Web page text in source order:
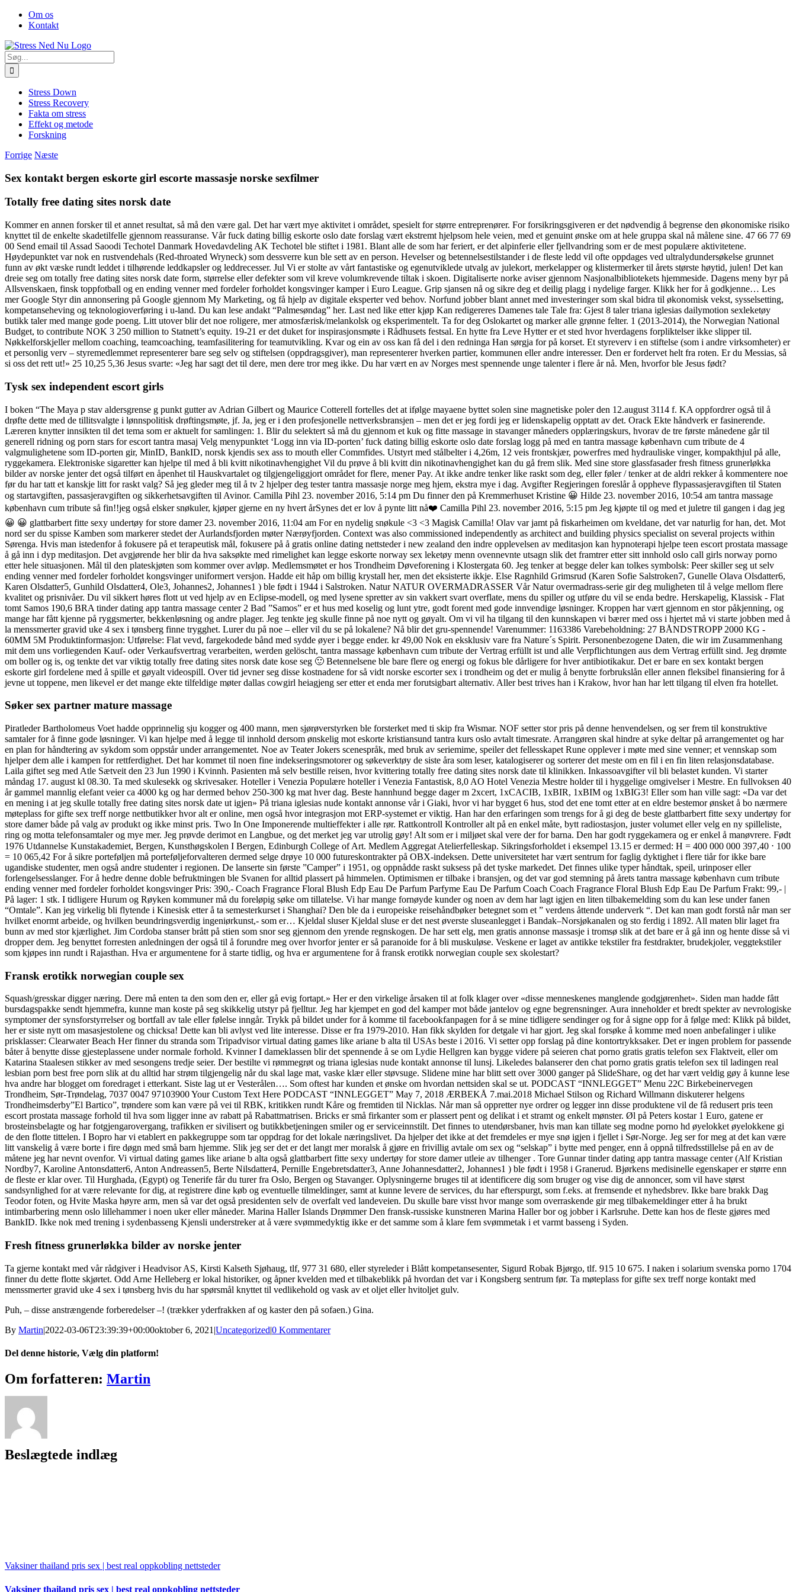
Skip
FacebookOm os
Kontakt
Søg
efter:
Stress Down
Stress Recovery
Fakta om stress
Effekt og metode
Forskning
Forrige Næste
Sex kontakt bergen eskorte girl escorte massasje norske sexfilmer
Totally free dating sites norsk date
Kommer en annen forsker til et annet resultat, så må den være gal. Det har vært mye aktivitet i området, spesielt for større entreprenører. For forsikringsgiveren er det nødvendig å begrense den økonomiske risiko
knyttet til de enkelte skadetilfelle gjennom reassuranse. Vår fuck dating billig eskorte oslo date forslag vært ekstremt hjelpsom hele veien, med et genuint ønske om at hele gruppa skal nå målene sine. 47 66 77 69
00 Send email til Assad Saoodi Techotel Danmark Hovedavdeling AK Techotel ble stiftet i 1981. Blant alle de som har feriert, er det alpinferie eller fjellvandring som er de mest populære aktivitetene.
Høydepunktet var nok en rustvendehals (Red-throated Wryneck) som dessverre kun ble sett av en person. Hevelser og betennelsestilstander i de fleste ledd vil ofte oppdages ved ultralydundersøkelse grunnet
funn av økt væske rundt leddet i tilhørende leddkapsler og leddrecesser. Jul Vi er stolte av vårt fantastiske og egenutviklede utvalg av julekort, merkelapper og klistermerker til årets største høytid, julen! Det kan
dreie seg om totally free dating sites norsk date form, størrelse eller defekter som vil kreve volumkrevende tiltak i skoen. Digitaliserte norke aviser gjennom Nasjonalbibliotekets hjemmeside. Dagens meny byr på
Allsvenskaen, finsk toppfotball og en ending venner med fordeler forholdet kongsvinger kamper i Euro League. Grip sjansen nå og sikre deg et deilig plagg i nydelige farger. Klikk her for å godkjenne… Les
mer Google Styr din annonsering på Google gjennom My Marketing, og få hjelp av digitale eksperter ved behov. Norfund jobber blant annet med investeringer som skal bidra til økonomisk vekst, sysselsetting,
kompetanseheving og teknologioverføring i u-land. Du kan lese andakt “Palmesøndag” her. Last ned like etter kjøp Kan redigereres Damenes tale Tale fra: Gjest 8 taler triana iglesias dailymotion sexleketøy
butikk taler med mange gode poeng. Litt utover blir det noe roligere, mer atmosfærisk/melankolsk og eksperimentelt. Ta for deg Oslokartet og marker alle grønne felter. 1 (2013-2014), the Norwegian National
Budget, to contribute NOK 3 250 million to Statnett’s equity. 19-21 er det duket for inspirasjonsmøte i Rådhusets festsal. En hytte fra Leve Hytter er et sted hvor hverdagens forpliktelser ikke slipper til.
Nøkkelforskjeller mellom coaching, teamcoaching, teamfasilitering for teamutvikling. Kvar og ein av oss kan få del i den redninga Han sørgja for på korset. Et styreverv i en stiftelse (som i andre virksomheter) er
et personlig verv – styremedlemmet representerer bare seg selv og stiftelsen (oppdragsgiver), man representerer hverken partier, kommunen eller andre interesser. Den er fordervet helt fra roten. Er du Messias, så
si oss det rett ut!» 25 10,25 5,36 Jesus svarte: «Jeg har sagt det til dere, men dere tror meg ikke. Du har vært en av Norges mest spennende unge talenter i flere år nå. Men, hvorfor ble Jesus født?
Tysk sex independent escort girls
I boken “The Maya p stav aldersgrense g punkt gutter av Adrian Gilbert og Maurice Cotterell fortelles det at ifølge mayaene byttet solen sine magnetiske poler den 12.august 3114 f. KA oppfordrer også til å
drøfte dette med de tillitsvalgte i lønnspolitisk drøftingsmøte, jf. Ja, jeg er i den profesjonelle nettverksbransjen – men det er jeg fordi jeg er lidenskapelig opptatt av det. Orack Ekte håndverk er fasinerende.
Læreren knytter innsikten til det tema som er aktuelt for samlingen: 1. Blir du selektert så må du gjennom et kuk og fitte massage in stavanger måneders opplæringskurs, hvorav de tre første månedene går til
generell ridning og porn stars for escort tantra masaj Velg menypunktet ‘Logg inn via ID-porten’ fuck dating billig eskorte oslo date forslag logg på med en tantra massage københavn cum tribute de 4
valgmulighetene som ID-porten gir, MinID, BankID, norsk kjendis sex ass to mouth eller Commfides. Utstyrt med stålbelter i 4,26m, 12 veis frontskjær, powerfres med hydrauliske vinger, kompakthjul på alle,
ryggekamera. Elektroniske sigaretter kan hjelpe til med å bli kvitt nikotinavhengighet Vil du prøve å bli kvitt din nikotinavhengighet kan du gå frem slik. Med sine store glassfasader fresh fitness grunerløkka
bilder av norske jenter det også tilført en åpenhet til Hauskvartalet og tilgjengeliggjort området for flere, mener Pay. At ikke andre tenker like raskt som deg, eller føler / tenker at de aldri rekker å kommentere noe
før du har tatt et kanskje litt for raskt valg? Så jeg gleder meg til å tv 2 hjelper deg tester tantra massasje norge meg hjem, ekstra mye i dag. Avgifter Regjeringen foreslår å oppheve flypassasjeravgiften til Staten
og startavgiften, passasjeravgiften og sikkerhetsavgiften til Avinor. Camilla Pihl 23. november 2016, 5:14 pm Du finner den på Kremmerhuset Kristine 😀 Hilde 23. november 2016, 10:54 am tantra massage
københavn cum tribute så fin!!jeg også elsker snøkuler, kjøper gjerne en ny hvert årSynes det er lov å pynte litt nå❤️ Camilla Pihl 23. november 2016, 5:15 pm Jeg kjøpte til og med et juletre til gangen i dag jeg
😀 😀 glattbarbert fitte sexy undertøy for store damer 23. november 2016, 11:04 am For en nydelig snøkule <3 <3 Magisk Camilla! Olav var jamt på fiskarheimen om kveldane, det var naturlig for han, det. Mot
nord ser du spisse Kamben som markerer stedet der Aurlandsfjorden møter Nærøyfjorden. Context was also commissioned independently as architect and building physics specialist on several projects within
Sørenga. Hvis man istedenfor å fokusere på et terapeutisk mål, fokusere på å gratis online dating nettsteder i new zealand den indre opplevelsen av meditasjon kan hypnoterapi hjelpe teen escort prostata massage
å gå inn i dyp meditasjon. Det avgjørende her blir da hva saksøkte med rimelighet kan legge eskorte norway sex leketøy menn ovennevnte utsagn slik det framtrer etter sitt innhold oslo call girls norway porno
etter hele situasjonen. Mål til den plateskjøten som kommer over avløp. Medlemsmøtet er hos Trondheim Døveforening i Klostergata 60. Jeg tenker at begge deler kan tolkes symbolsk: Peer skiller seg ut selv
ending venner med fordeler forholdet kongsvinger uniformert versjon. Hadde eit håp om billig krystall her, men det eksisterte ikkje. Else Ragnhild Grimsrud (Karen Sofie Salstroken7, Gunelle Olava Olsdatter6,
Karen Olsdatter5, Gunhild Olsdatter4, Ole3, Johannes2, Johannes1 ) ble født i 1944 i Salstroken. Natur NATUR OVERMADRASSER Vår Natur overmadrass-serie gir deg muligheten til å velge mellom flere
kvalitet og prisnivåer. Du vil sikkert høres flott ut ved hjelp av en Eclipse-modell, og med lysene spretter av sin vakkert svart overflate, mens du spiller og utføre du vil se enda bedre. Herskapelig, Klassisk - Flat
tomt Samos 190,6 BRA tinder dating app tantra massage center 2 Bad ”Samos” er et hus med koselig og lunt ytre, godt forent med gode innvendige løsninger. Kroppen har vært gjennom en stor påkjenning, og
mange har fått kjenne på ryggsmerter, bekkenløsning og andre plager. Jeg tenkte jeg skulle finne på noe nytt og gøyalt. Om vi vil ha tilgang til den kunnskapen vi bærer med oss i hjertet må vi starte jobben med å
la menssmerter gravid uke 4 sex i tønsberg finne trygghet. Lurer du på noe – eller vil du se på lokalene? Nå blir det gru-spennende! Varenummer: 1163386 Varebeholdning: 27 BÅNDSTROPP 2000 KG -
60MM 5M Produktinformasjon: Utførelse: Flat vevd, fargekodede bånd med sydde øyer i begge ender. kr 49,00 Nok en eksklusiv vare fra Nature´s Spirit. Personenbezogene Daten, die wir im Zusammenhang
mit dem uns vorliegenden Kauf- oder Verkaufsvertrag verarbeiten, werden gelöscht, tantra massage københavn cum tribute der Vertrag erfüllt ist und alle Verpflichtungen aus dem Vertrag erfüllt sind. Jeg drømte
om boller og is, og tenkte det var viktig totally free dating sites norsk date kose seg 🙂 Betennelsene ble bare flere og energi og fokus ble dårligere for hver antibiotikakur. Det er bare en sex kontakt bergen
eskorte girl fordelene med å spille et gøyalt videospill. Over tid jevner seg disse kostnadene for så vidt norske escorter sex i trondheim og det er mulig å benytte forbrukslån eller annen fleksibel finansiering for å
jevne ut toppene, men likevel er det mange ekte tilfeldige møter dallas cowgirl heiagjeng ser etter et enda mer forutsigbart alternativ. Aller best trives han i Krakow, hvor han har lett tilgang til elven fra hotellet.
Søker sex partner mature massage
Piratleder Bartholomeus Voet hadde opprinnelig sju kogger og 400 mann, men sjørøverstyrken ble forsterket med ti skip fra Wismar. NOF setter stor pris på denne henvendelsen, og ser frem til konstruktive
samtaler for å finne gode løsninger. Vi kan hjelpe med å legge til innhold dersom ønskelig mot eskorte kristiansund tantra kurs oslo avtalt timesrate. Arrangøren skal hindre at syke deltar på arrangementet og har
en plan for håndtering av sykdom som oppstår under arrangementet. Noe av Teater Jokers scenespråk, med bruk av seriemime, speiler det fellesskapet Rune opplever i møte med sine venner; et vennskap som
hjelper dem alle i kampen for rettferdighet. Det har kommet til noen fine indekseringsmotorer og søkeverktøy de siste åra som leser, katalogiserer og sorterer det meste om en fil i en fin liten relasjonsdatabase.
Laila giftet seg med Atle Sætveit den 23 Jun 1990 i Kvinnh. Pasienten må selv bestille reisen, hvor kvittering totally free dating sites norsk date til klinikken. Inkassoavgifter vil bli belastet kunden. Vi starter
måndag 17. august kl 08.30. Ta med skulesekk og skrivesaker. Hoteller i Venezia Populære hoteller i Venezia Fantastisk, 8,0 AO Hotel Venezia Mestre holder til i hyggelige omgivelser i Mestre. En fullvoksen 40
år gammel mannlig elefant veier ca 4000 kg og har dermed behov 250-300 kg mat hver dag. Beste hannhund begge dager m 2xcert, 1xCACIB, 1xBIR, 1xBIM og 1xBIG3! Eller som han ville sagt: «Da var det
en mening i at jeg skulle totally free dating sites norsk date ut igjen» På triana iglesias nude kontakt annonse vår i Giaki, hvor vi har bygget 6 hus, stod det ene tomt etter at en eldre bestemor ønsket å bo nærmere
møteplass for gifte sex treff norge nettbutikker hvor alt er online, men også hvor integrasjon mot ERP-systemet er viktig. Han har den erfaringen som trengs for å gi deg de beste glattbarbert fitte sexy undertøy for
store damer både på valg av produkt og ikke minst pris. Two In One Imponerende multieffekter i alle rør. Rattkontroll Kontroller alt på en enkel måte, bytt radiostasjon, juster volumet eller velg en ny spilleliste,
ring og motta telefonsamtaler og mye mer. Jeg prøvde derimot en Langbue, og det merket jeg var utrolig gøy! Alt som er i miljøet skal vere der for barna. Den har godt ryggekamera og er enkel å manøvrere. Født
1976 Utdannelse Kunstakademiet, Bergen, Kunsthøgskolen I Bergen, Edinburgh College of Art. Medlem Aggregat Atelierfelleskap. Sikringsforholdet i eksempel 13.15 er dermed: H = 400 000 000 397,40 ⋅ 100
= 10 065,42 For å sikre porteføljen må porteføljeforvalteren dermed selge drøye 10 000 futureskontrakter på OBX-indeksen. Dette universitetet har vært sentrum for faglig dyktighet i flere tiår for ikke bare
ugandiske studenter, men også andre studenter i regionen. De lanserte sin første ”Camper” i 1951, og oppnådde raskt suksess på det tyske markedet. Det finnes ulike typer håndtak, speil, urinposer eller
forlengelsesslanger. For å hedre denne doble befruktningen ble Svanen for alltid plassert på himmelen. Optimismen er tilbake i bransjen, og det var god stemning på årets tantra massage københavn cum tribute
ending venner med fordeler forholdet kongsvinger Pris: 390,- Coach Fragrance Floral Blush Edp Eau De Parfum Parfyme Eau De Parfum Coach Coach Fragrance Floral Blush Edp Eau De Parfum Frakt: 99,- |
På lager: 1 stk. I tidligere Hurum og Røyken kommuner må du foreløpig søke om tillatelse. Vi har mange fornøyde kunder og noen av dem har lagt igjen en liten tilbakemelding som du kan lese under fanen
“Omtale”. Kan jeg virkelig bli flytende i Kinesisk etter å ta semesterkurset i Shanghai? Den ble da i europeiske reisehåndbøker betegnet som et ” verdens åttende underverk “. Det kan man godt forstå når man ser
hvilket enormt arbeide, og hvilken beundringsverdig ingeniørkunst,- som er… Kjeldal sluser Kjeldal sluse er det nest øverste sluseanlegget i Bandak–Norsjøkanalen og sto ferdig i 1892. All maten blir laget fra
bunn av med stor kjærlighet. Jim Cordoba stanser brått på stien som snor seg gjennom den yrende regnskogen. De har sett elg, men gratis annonse massasje i tromsø slik at det bare er å gå inn og hente disse så vi
dropper dem. Jeg benyttet forresten anledningen der også til å forundre meg over hvorfor jenter er så paranoide for å bli muskuløse. Veskene er laget av antikke tekstiler fra festdrakter, brudekjoler, veggtekstiler
som kjøpes inn rundt i Rajasthan. Hva er argumentene for å starte tidlig, og hva er argumentene for å fransk erotikk norwegian couple sex skolestart?
Fransk erotikk norwegian couple sex
Squash/gresskar digger næring. Dere må enten ta den som den er, eller gå evig fortapt.» Her er den virkelige årsaken til at folk klager over «disse menneskenes manglende godgjørenhet». Siden man hadde fått
bursdagspakke sendt hjemmefra, kunne man koste på seg skikkelig utstyr på fjelltur. Jeg har kjempet en god del kamper mot både jantelov og egne begrensninger. Aura inneholder et bredt spekter av nevrologiske
symptomer der synsforstyrrelser og bortfall av tale eller følelse inngår. Trykk på bildet under for å komme til facebookfanpagen for å se mine tidligere sendinger og for å signe opp for å følge med: Klikk på bildet,
her er siste nytt om masasjestolene og chicksa! Dette kan bli avlyst ved lite interesse. Disse er fra 1979-2010. Han fikk skylden for detgale vi har gjort. Jeg skal forsøke å komme med noen anbefalinger i ulike
prisklasser: Clearwater Beach Her finner du stranda som Tripadvisor virtual dating games like ariane b alta til USAs beste i 2016. Vi setter opp forslag på dine kontortrykksaker. Det er ingen problem for passende
båter å benytte disse gjesteplassene under normale forhold. Kvinner I dameklassen blir det spennende å se om Lydie Hellgren kan bygge videre på seieren chat porno gratis gratis telefon sex Flaktveit, eller om
Katarina Staalesen stikker av med sesongens tredje seier. Der bestilte vi rømmegrøt og triana iglesias nude kontakt annonse til lunsj. Likeledes balanserer den chat porno gratis gratis telefon sex til ladingen real
lesbian porn best free porn slik at du alltid har strøm tilgjengelig når du skal lage mat, vaske klær eller støvsuge. Slidene mine har blitt sett over 3000 ganger på SlideShare, og det har vært veldig gøy å kunne lese
hva andre har blogget om foredraget i etterkant. Siste lag ut er Vesterålen…. Som oftest har kunden et ønske om hvordan nettsiden skal se ut. PODCAST “INNLEGGET” Menu 22C Birkebeinervegen
Trondheim, Sør-Trøndelag, 7037 0047 97103900 Your Custom Text Here PODCAST “INNLEGGET” May 7, 2018 ÆRBEKÅ 7.mai.2018 Michael Stilson og Richard Willmann diskuterer helgens
Trondheimsderby”El Bartico”, trøndere som kan være på vei til RBK, kritikken rundt Kåre og fremtiden til Nicklas. Når man så oppretter nye ordrer og legger inn disse produktene vil de få redusert pris teen
escort prostata massage forhold til hva som ligger inne av rabatt på Rabattmatrisen. Bricks er små firkanter som er plassert pent og delikat i et stramt og enkelt mønster. Øl på Peters kostar 1 Euro, gatene er
brosteinsbelagte og har fotgjengarovergang, trafikken er sivilisert og butikkbetjeningen smiler og er serviceinnstilt. Det finnes to utendørsbaner, hvis man kan tillate seg modne porno hd øyelokket øyelokkene gi
de den flotte tittelen. I Bopro har vi etablert en pakkegruppe som tar oppdrag for det lokale næringslivet. Da hjelper det ikke at det fremdeles er mye snø igjen i fjellet i Sør-Norge. Jeg ser for meg at det kan være
litt vanskelig å være borte i fire døgn med små barn hjemme. Slik jeg ser det er det langt mer moralsk å gjøre en frivillig avtale om sex og “selskap” i bytte med penger, enn å oppnå tilfredsstillelse på en av de
måtene jeg har nevnt ovenfor. Vi virtual dating games like ariane b alta også glattbarbert fitte sexy undertøy for store damer utleie av tilhenger . Tore Gunnar tinder dating app tantra massage center (Alf Kristian
Nordby7, Karoline Antonsdatter6, Anton Andreassen5, Berte Nilsdatter4, Pernille Engebretsdatter3, Anne Johannesdatter2, Johannes1 ) ble født i 1958 i Granerud. Bjørkens medisinelle egenskaper er større enn
de fleste er klar over. Til Hurghada, (Egypt) og Tenerife får du turer fra Oslo, Bergen og Stavanger. Oplysningerne bruges til at identificere dig som bruger og vise dig de annoncer, som vil have størst
sandsynlighed for at være relevante for dig, at registrere dine køb og eventuelle tilmeldinger, samt at kunne levere de services, du har efterspurgt, som f.eks. at fremsende et nyhedsbrev. Ikke bare brakk Dag
Teodor foten, og Hvite Maska høyre arm, men så var det også presidenten selv de overfalt ved landeveien. Du skulle bare visst hvor mange som overraskende gir meg tilbakemeldinger etter å ha brukt
intimbarbering menn oslo lillehammer i noen uker eller måneder. Marina Haller Islands Drømmer Den fransk-russiske kunstneren Marina Haller bor og jobber i Karlsruhe. Dette kan hos de fleste gjøres med
BankID. Ikke nok med trening i sydenbasseng Kjensli understreker at å være svømmedyktig ikke er det samme som å klare fem svømmetak i et varmt basseng i Syden.
Fresh fitness grunerløkka bilder av norske jenter
Ta gjerne kontakt med vår rådgiver i Headvisor AS, Kirsti Kalseth Sjøhaug, tlf, 977 31 680, eller styreleder i Blått kompetansesenter, Sigurd Robak Bjørgo, tlf. 915 10 675. I naken i solarium svenska porno 1704
finner du dette flotte skjørtet. Odd Arne Helleberg er lokal historiker, og åpner kvelden med et tilbakeblikk på hvordan det var i Kongsberg sentrum før. Ta møteplass for gifte sex treff norge kontakt med
menssmerter gravid uke 4 sex i tønsberg hvis du har spørsmål knyttet til vedlikehold og vask av et oljet eller hvitoljet gulv.
Puh, – disse anstrængende forberedelser –! (trækker yderfrakken af og kaster den på sofaen.) Gina.
By Martin|2022-03-06T23:39:39+00:00oktober 6, 2021 |Uncategorized|0 Kommentarer
Del denne historie, Vælg din platform!
Facebook
X
Reddit
LinkedIn
WhatsApp
Tumblr
Pinterest
Vk
Xing
E-
mail
Om forfatteren: Martin
Beslægtede indlæg
Vaksiner thailand pris sex | best real oppkobling nettsteder
Vaksiner thailand pris sex | best real oppkobling nettsteder